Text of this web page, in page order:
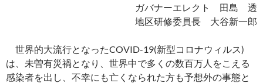
ガバナーエレクト 田島 透
地区研修委員長 大谷新一郎
世界的大流行となったCOVID-19(新型コロナウィルス)
は、未曽有災禍となり、世界中で多くの数百万人をこえる
感染者を出し、不幸にも亡くなられた方も予想外の事態と